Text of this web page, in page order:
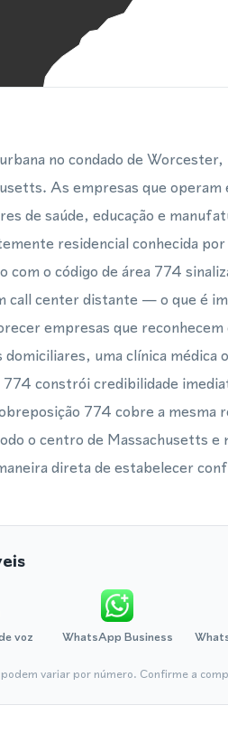
no condado de
As empresas que
de saúde, educação e
residencial conhecida
com o código de área 774
call center distante — o que é
empresas que
uma clínica
constrói credibilidade
774 cobre a mesma
o centro de Massachusetts e
direta de estabelecer
voz WhatsApp Business
variar por número. Confirme a